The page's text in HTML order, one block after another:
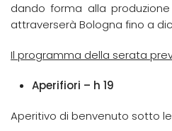
dando forma alla
attraverserà Bologna fino a
Il programma della serata
Aperifiori – h 19
Aperitivo di benvenuto sotto